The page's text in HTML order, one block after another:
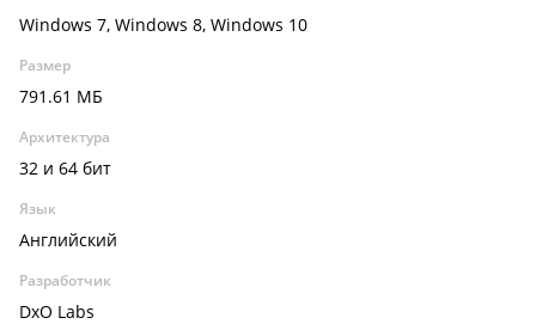
Windows 7, Windows 8, Windows 10
Размер
791.61 МБ
Архитектура
32 и 64 бит
Язык
Английский
Разработчик
DxO Labs